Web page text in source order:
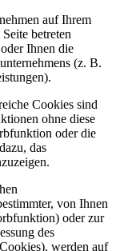
auf Ihrem
betreten
Ihnen die
(z. B.
Cookies sind
ohne diese
oder die
das
von Ihnen
oder zur
des
werden auf